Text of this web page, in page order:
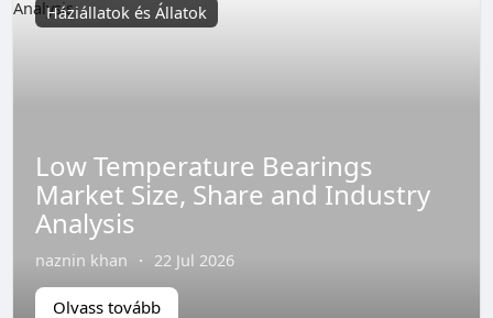
Háziállatok és Állatok
Low Temperature Bearings
Market Size, Share and Industry
Analysis
naznin khan · 22 Jul 2026
Olvass tovább